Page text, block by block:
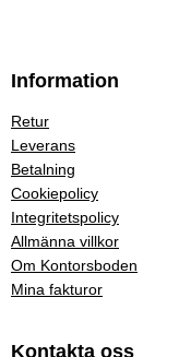
Information
Retur
Leverans
Betalning
Cookiepolicy
Integritetspolicy
Allmänna villkor
Om Kontorsboden
Mina fakturor
Kontakta oss